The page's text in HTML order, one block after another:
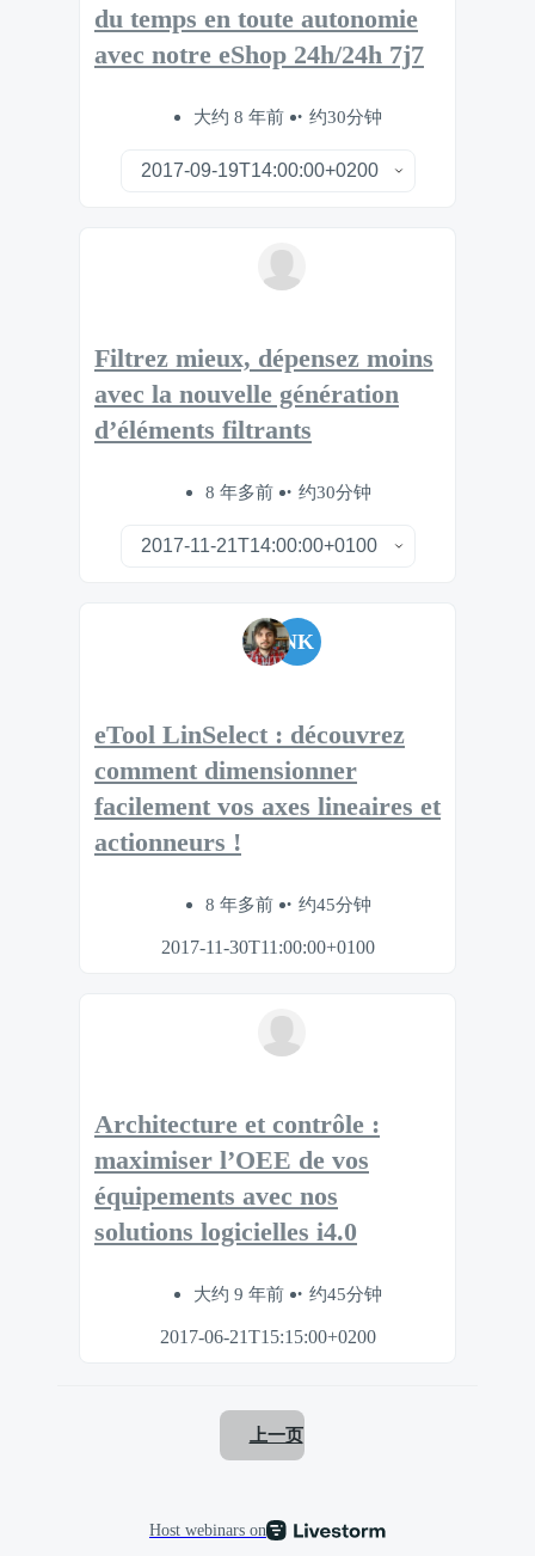
du temps en toute autonomie
avec notre eShop 24h/24h 7j7
大约 8 年前 约30分钟
Filtrez mieux, dépensez moins
avec la nouvelle génération
d’éléments filtrants
8 年多前 约30分钟
NK
eTool LinSelect : découvrez
comment dimensionner
facilement vos axes lineaires et
actionneurs !
8 年多前 约45分钟
2017-11-30T11:00:00+0100
Architecture et contrôle :
maximiser l’OEE de vos
équipements avec nos
solutions logicielles i4.0
大约 9 年前 约45分钟
2017-06-21T15:15:00+0200
上一页
Host webinars on